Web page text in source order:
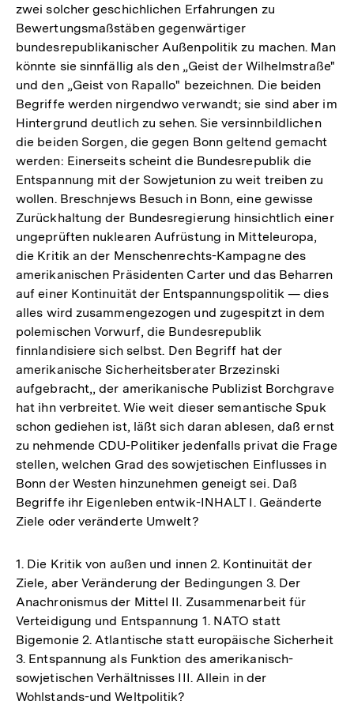
zwei solcher geschichlichen Erfahrungen zu
Bewertungsmaßstäben gegenwärtiger
bundesrepublikanischer Außenpolitik zu machen. Man
könnte sie sinnfällig als den „Geist der Wilhelmstraße"
und den „Geist von Rapallo" bezeichnen. Die beiden
Begriffe werden nirgendwo verwandt; sie sind aber im
Hintergrund deutlich zu sehen. Sie versinnbildlichen
die beiden Sorgen, die gegen Bonn geltend gemacht
werden: Einerseits scheint die Bundesrepublik die
Entspannung mit der Sowjetunion zu weit treiben zu
wollen. Breschnjews Besuch in Bonn, eine gewisse
Zurückhaltung der Bundesregierung hinsichtlich einer
ungeprüften nuklearen Aufrüstung in Mitteleuropa,
die Kritik an der Menschenrechts-Kampagne des
amerikanischen Präsidenten Carter und das Beharren
auf einer Kontinuität der Entspannungspolitik — dies
alles wird zusammengezogen und zugespitzt in dem
polemischen Vorwurf, die Bundesrepublik
finnlandisiere sich selbst. Den Begriff hat der
amerikanische Sicherheitsberater Brzezinski
aufgebracht,, der amerikanische Publizist Borchgrave
hat ihn verbreitet. Wie weit dieser semantische Spuk
schon gediehen ist, läßt sich daran ablesen, daß ernst
zu nehmende CDU-Politiker jedenfalls privat die Frage
stellen, welchen Grad des sowjetischen Einflusses in
Bonn der Westen hinzunehmen geneigt sei. Daß
Begriffe ihr Eigenleben entwik-INHALT I. Geänderte
Ziele oder veränderte Umwelt?
1. Die Kritik von außen und innen 2. Kontinuität der
Ziele, aber Veränderung der Bedingungen 3. Der
Anachronismus der Mittel II. Zusammenarbeit für
Verteidigung und Entspannung 1. NATO statt
Bigemonie 2. Atlantische statt europäische Sicherheit
3. Entspannung als Funktion des amerikanisch-
sowjetischen Verhältnisses III. Allein in der
Wohlstands-und Weltpolitik?